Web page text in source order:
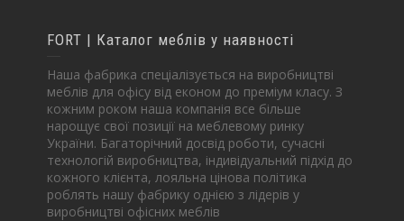
FORT | Каталог меблів у наявності
Наша фабрика спеціалізується на виробництві
меблів для офісу від економ до преміум класу. З
кожним роком наша компанія все більше
нарощує свої позиції на меблевому ринку
України. Багаторічний досвід роботи, сучасні
технологій виробництва, індивідуальний підхід до
кожного клієнта, лояльна цінова політика
роблять нашу фабрику однією з лідерів у
виробництві офісних меблів